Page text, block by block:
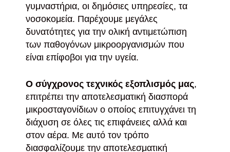
γυμναστήρια, οι δημόσιες υπηρεσίες, τα
νοσοκομεία. Παρέχουμε μεγάλες
δυνατότητες για την ολική αντιμετώπιση
των παθογόνων μικροοργανισμών που
είναι επίφοβοι για την υγεία.
Ο σύγχρονος τεχνικός εξοπλισμός μας,
επιτρέπει την αποτελεσματική διασπορά
μικροσταγονίδιων ο οποίος επιτυγχάνει τη
διάχυση σε όλες τις επιφάνειες αλλά και
στον αέρα. Με αυτό τον τρόπο
διασφαλίζουμε την αποτελεσματική